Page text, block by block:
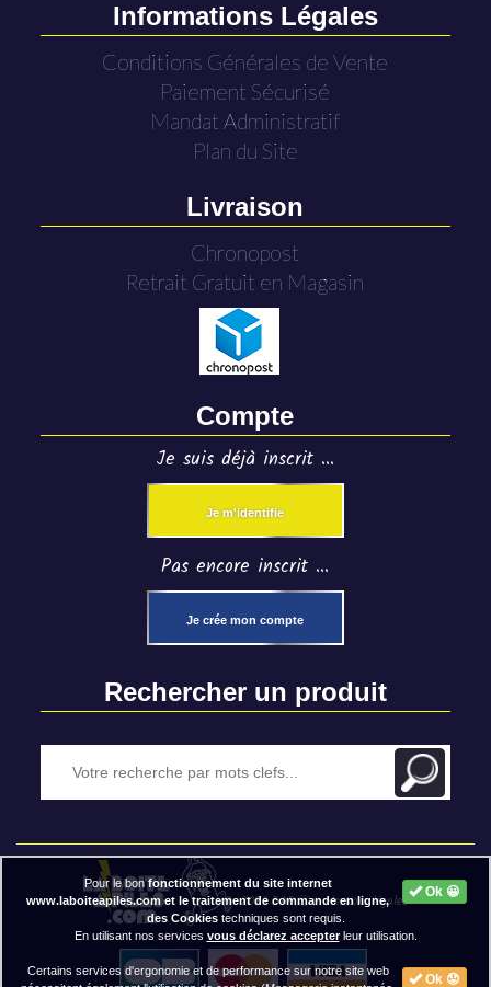
Informations Légales
Conditions Générales de Vente
Paiement Sécurisé
Mandat Administratif
Plan du Site
Livraison
Chronopost
Retrait Gratuit en Magasin
Compte
Je suis déjà inscrit ...
Je m'identifie
Pas encore inscrit ...
Je crée mon compte
Rechercher un produit
2020 BAP ⓒ - Mentions légales
Ok 😀
Pour le bonfonctionnement du site internet
www.laboiteapiles.com et le traitement de commande en ligne,
des Cookiestechniques sont requis.
En utilisant nos services vous déclarez accepterleur utilisation.
Ok 😟
Certains services d'ergonomie et de performance sur notre site web